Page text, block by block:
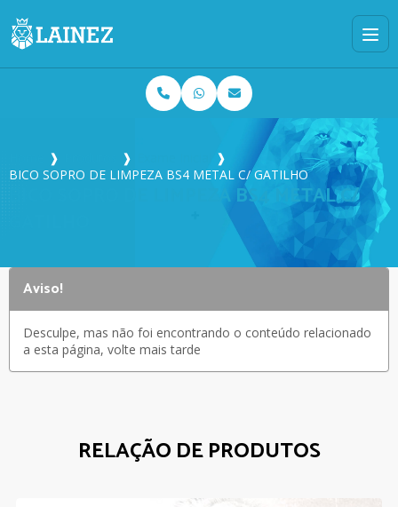
❱ ❱
❱
BICO SOPRO DE LIMPEZA BS4 METAL C/ GATILHO
BICO SOPRO DE LIMPEZA BS4 METAL C/
Aviso!
Desculpe, mas não foi encontrando o conteúdo relacionado
a esta página, volte mais tarde
RELAÇÃO DE PRODUTOS